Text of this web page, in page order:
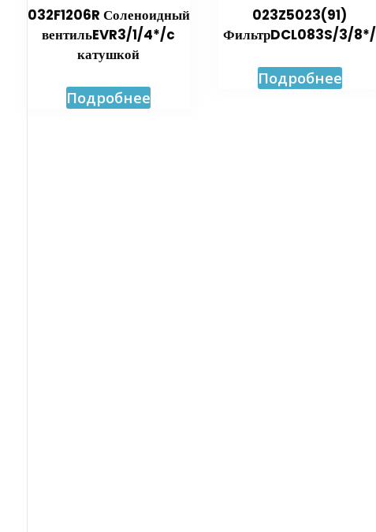
032F1206R Соленоидный
вентильEVR3/1/4*/c
катушкой
Подробнее
023Z5023(91)
ФильтрDCL083S/3/8*/
Подробнее